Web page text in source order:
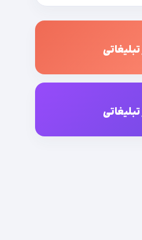
تبلیغاتی
تبلیغاتی